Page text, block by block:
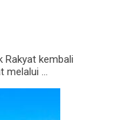
Rakyat kembali
...